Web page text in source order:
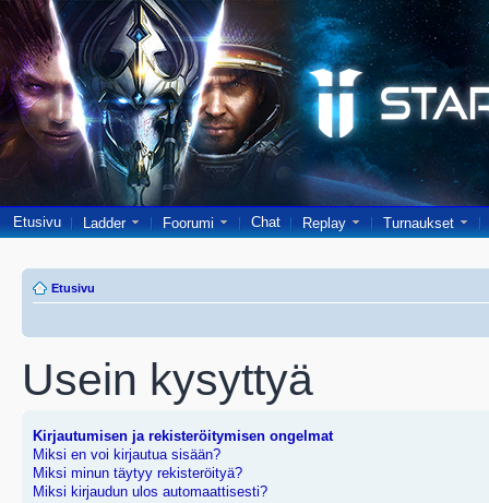
Etusivu Ladder Foorumi Chat Replay Turnaukset
Etusivu
Usein kysyttyä
Kirjautumisen ja rekisteröitymisen ongelmat
Miksi en voi kirjautua sisään?
Miksi minun täytyy rekisteröityä?
Miksi kirjaudun ulos automaattisesti?